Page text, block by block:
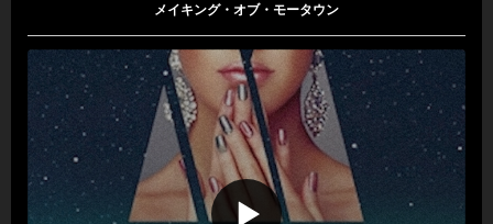
メイキング・オブ・モータウン